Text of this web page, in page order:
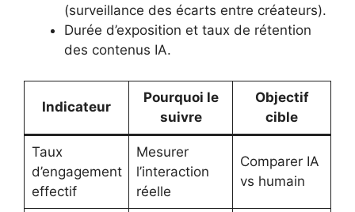
(surveillance des écarts entre créateurs).
Durée d’exposition et taux de rétention
des contenus IA.
Indicateur
Pourquoi le
suivre
Objectif
cible
Taux
d’engagement
effectif
Mesurer
l’interaction
réelle
Comparer IA
vs humain